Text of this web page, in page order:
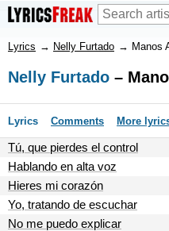
Lyrics → Nelly Furtado → Manos
Nelly Furtado –
Lyrics Comments More
Tú, que pierdes el control
Hablando en alta voz
Hieres mi corazón
Yo, tratando de escuchar
No me puedo explicar